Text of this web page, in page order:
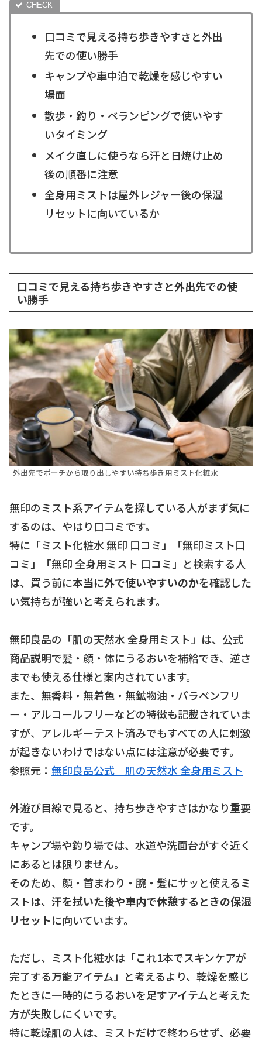
口コミで見える持ち歩きやすさと外出
先での使い勝手
キャンプや車中泊で乾燥を感じやすい
場面
散歩・釣り・ベランピングで使いやす
いタイミング
メイク直しに使うなら汗と日焼け止め
後の順番に注意
全身用ミストは屋外レジャー後の保湿
リセットに向いているか
口コミで見える持ち歩きやすさと外出先での使
い勝手
外出先でポーチから取り出しやすい持ち歩き用ミスト化粧水
無印のミスト系アイテムを探している人がまず気に
するのは、やはり口コミです。
特に「ミスト化粧水 無印 口コミ」「無印ミスト口
コミ」「無印 全身用ミスト 口コミ」と検索する人
は、買う前に本当に外で使いやすいのかを確認した
い気持ちが強いと考えられます。
無印良品の「肌の天然水 全身用ミスト」は、公式
商品説明で髪・顔・体にうるおいを補給でき、逆さ
までも使える仕様と案内されています。
また、無香料・無着色・無鉱物油・パラベンフリ
ー・アルコールフリーなどの特徴も記載されていま
すが、アレルギーテスト済みでもすべての人に刺激
が起きないわけではない点には注意が必要です。
参照元： 無印良品公式｜肌の天然水 全身用ミスト
外遊び目線で見ると、持ち歩きやすさはかなり重要
です。
キャンプ場や釣り場では、水道や洗面台がすぐ近く
にあるとは限りません。
そのため、顔・首まわり・腕・髪にサッと使えるミ
ストは、 汗を拭いた後や車内で休憩するときの保湿
リセットに向いています。
ただし、ミスト化粧水は「これ1本でスキンケアが
完了する万能アイテム」と考えるより、乾燥を感じ
たときに一時的にうるおいを足すアイテムと考えた
方が失敗しにくいです。
特に乾燥肌の人は、ミストだけで終わらせず、必要